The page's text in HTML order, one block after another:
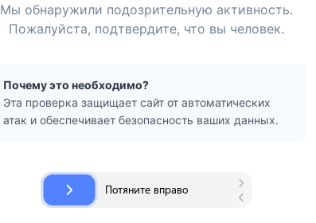
Мы обнаружили подозрительную активность.
Пожалуйста, подтвердите, что вы человек.
Почему это необходимо?
Эта проверка защищает сайт от автоматических
атак и обеспечивает безопасность ваших данных.